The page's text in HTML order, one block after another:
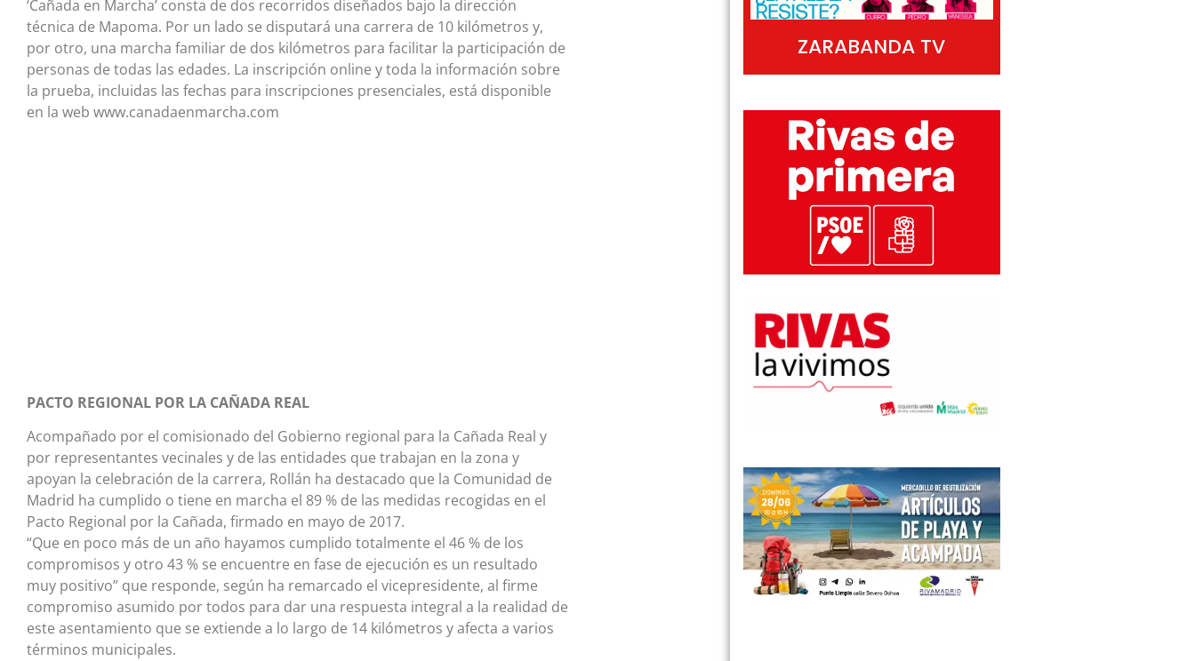
‘Cañada en Marcha’ consta de dos recorridos diseñados bajo la dirección
técnica de Mapoma. Por un lado se disputará una carrera de 10 kilómetros y,
por otro, una marcha familiar de dos kilómetros para facilitar la participación de
personas de todas las edades. La inscripción online y toda la información sobre
la prueba, incluidas las fechas para inscripciones presenciales, está disponible
en la web www.canadaenmarcha.com
PACTO REGIONAL POR LA CAÑADA REAL
Acompañado por el comisionado del Gobierno regional para la Cañada Real y
por representantes vecinales y de las entidades que trabajan en la zona y
apoyan la celebración de la carrera, Rollán ha destacado que la Comunidad de
Madrid ha cumplido o tiene en marcha el 89 % de las medidas recogidas en el
Pacto Regional por la Cañada, firmado en mayo de 2017.
“Que en poco más de un año hayamos cumplido totalmente el 46 % de los
compromisos y otro 43 % se encuentre en fase de ejecución es un resultado
muy positivo” que responde, según ha remarcado el vicepresidente, al firme
compromiso asumido por todos para dar una respuesta integral a la realidad de
este asentamiento que se extiende a lo largo de 14 kilómetros y afecta a varios
términos municipales.
ZARABANDA TV